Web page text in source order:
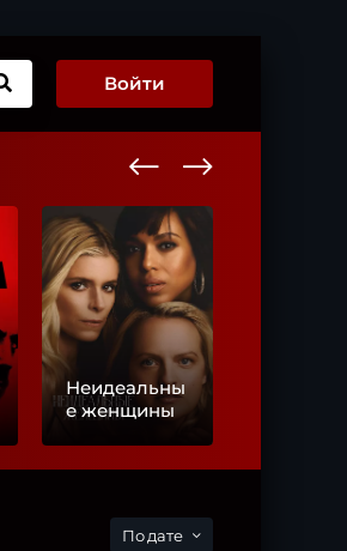
Войти
Неидеальны
е женщины
дате